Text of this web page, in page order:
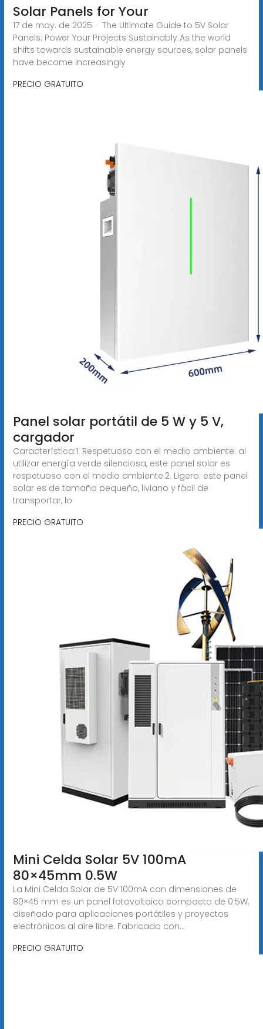
Solar Panels for Your
17 de may. de 2025 · The Ultimate Guide to 5V Solar
Panels: Power Your Projects Sustainably As the world
shifts towards sustainable energy sources, solar panels
have become increasingly
PRECIO GRATUITO
Panel solar portátil de 5 W y 5 V,
cargador
Característica:1. Respetuoso con el medio ambiente: al
utilizar energía verde silenciosa, este panel solar es
respetuoso con el medio ambiente.2. Ligero: este panel
solar es de tamaño pequeño, liviano y fácil de
transportar, lo
PRECIO GRATUITO
Mini Celda Solar 5V 100mA
80×45mm 0.5W
La Mini Celda Solar de 5V 100mA con dimensiones de
80×45 mm es un panel fotovoltaico compacto de 0.5W,
diseñado para aplicaciones portátiles y proyectos
electrónicos al aire libre. Fabricado con...
PRECIO GRATUITO